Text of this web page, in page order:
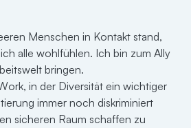
sein, in der es nur zählt, ob die
macht. Das Geschlecht wurde
Liebe ist und das ist das
Ich wünschte, alle würden
alle hätten so viele Save-
Menschen in Kontakt stand,
alle wohlfühlen. Ich bin zum Ally
bringen.
in der Diversität ein wichtiger
immer noch diskriminiert
sicheren Raum schaffen zu